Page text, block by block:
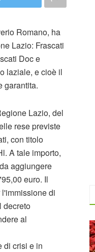
Romano, ha
Lazio: Frascati
Doc e
laziale, e cioè il
garantita.
Lazio, del
rese previste
con titolo
A tale importo,
aggiungere
euro. Il
di
decreto
al
di crisi e in